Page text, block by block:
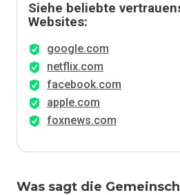
Siehe beliebte
Websites:
google.com
netflix.com
facebook.com
apple.com
foxnews.com
Was sagt die